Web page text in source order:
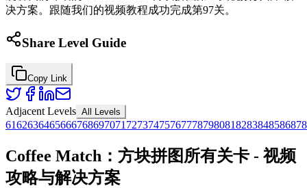
决方案。跟随我们的视频教程成功完成第97关。
Share Level Guide
Copy Link
Adjacent Levels All Levels
6162636465666768697071 72737475767778798081828384858687
Coffee Match：方块拼图所有关卡 - 视频
攻略与解决方案